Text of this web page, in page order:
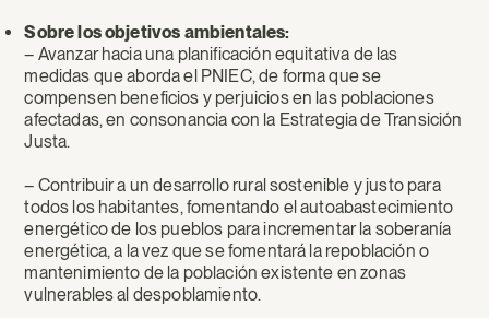
Sobre los objetivos ambientales:
– Avanzar hacia una planificación equitativa de las
medidas que aborda el PNIEC, de forma que se
compensen beneficios y perjuicios en las poblaciones
afectadas, en consonancia con la Estrategia de Transición
Justa.
– Contribuir a un desarrollo rural sostenible y justo para
todos los habitantes, fomentando el autoabastecimiento
energético de los pueblos para incrementar la soberanía
energética, a la vez que se fomentará la repoblación o
mantenimiento de la población existente en zonas
vulnerables al despoblamiento.